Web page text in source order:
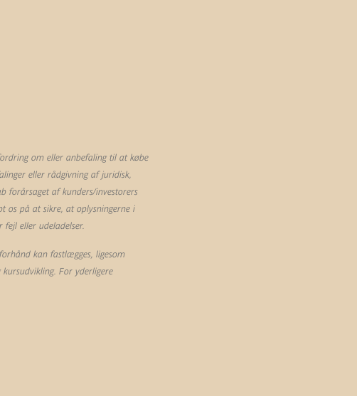
om eller anbefaling til at købe
eller rådgivning af juridisk,
forårsaget af kunders/investorers
os på at sikre, at oplysningerne i
eller udeladelser.
kan fastlægges, ligesom
For yderligere